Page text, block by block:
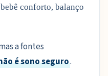
conforto, balanço
a fontes
é sono seguro.